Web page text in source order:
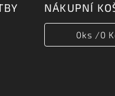
NÁKUPNÍ
0ks /0